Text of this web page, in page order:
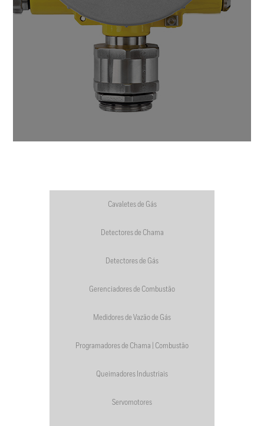
Cavaletes de Gás
Detectores de Chama
Detectores de Gás
Gerenciadores de Combustão
Medidores de Vazão de Gás
Programadores de Chama | Combustão
Queimadores Industriais
Servomotores